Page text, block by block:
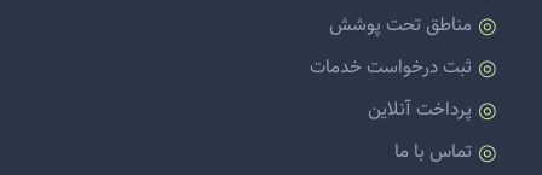
مناطق تحت پوشش
ثبت درخواست خدمات
پرداخت آنلاین
تماس با ما